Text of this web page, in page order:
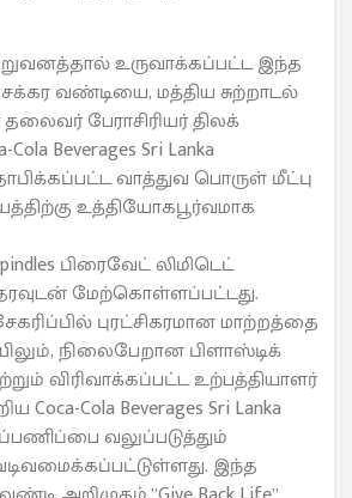
உருவாக்கப்பட்ட இந்த
வண்டியை, மத்திய சுற்றாடல்
பேராசிரியர் திலக்
Beverages Sri Lanka
வாத்துவ பொருள் மீட்பு
உத்தியோகபூர்வமாக
பிரைவேட் லிமிடெட்
மேற்கொள்ளப்பட்டது.
புரட்சிகரமான மாற்றத்தை
நிலைபேறான பிளாஸ்டிக்
விரிவாக்கப்பட்ட உற்பத்தியாளர்
Coca-Cola Beverages Sri Lanka
வலுப்படுத்தும்
இந்த